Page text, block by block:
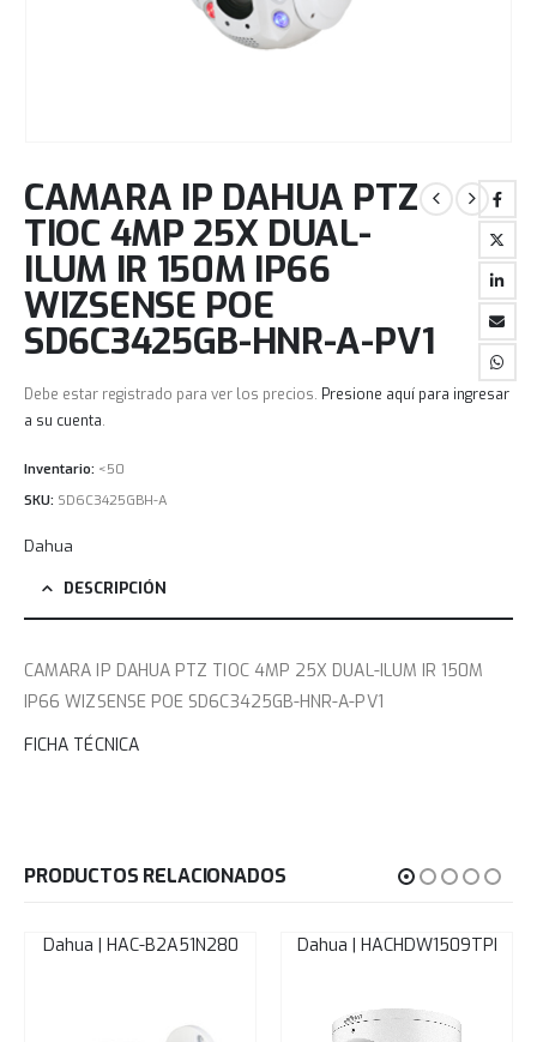
CAMARA IP DAHUA PTZ
TIOC 4MP 25X DUAL-
ILUM IR 150M IP66
WIZSENSE POE
SD6C3425GB-HNR-A-PV1
Debe estar registrado para ver los precios. Presione aquí para ingresar
a su cuenta.
Inventario: <50
SKU: SD6C3425GBH-A
Dahua
DESCRIPCIÓN
CAMARA IP DAHUA PTZ TIOC 4MP 25X DUAL-ILUM IR 150M
IP66 WIZSENSE POE SD6C3425GB-HNR-A-PV1
FICHA TÉCNICA
PRODUCTOS RELACIONADOS
Dahua | HAC-B2A51N280 Dahua | HACHDW1509TPI